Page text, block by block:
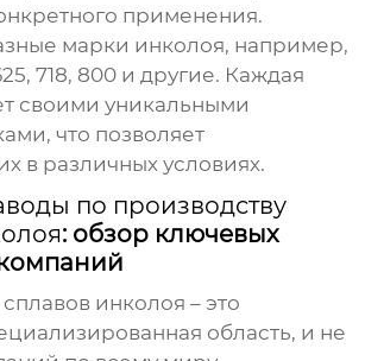
применения.
марки инколоя, например,
718, 800 и другие. Каждая
своими уникальными
что позволяет
в различных условиях.
по производству
: обзор ключевых
инколоя – это
область, и не